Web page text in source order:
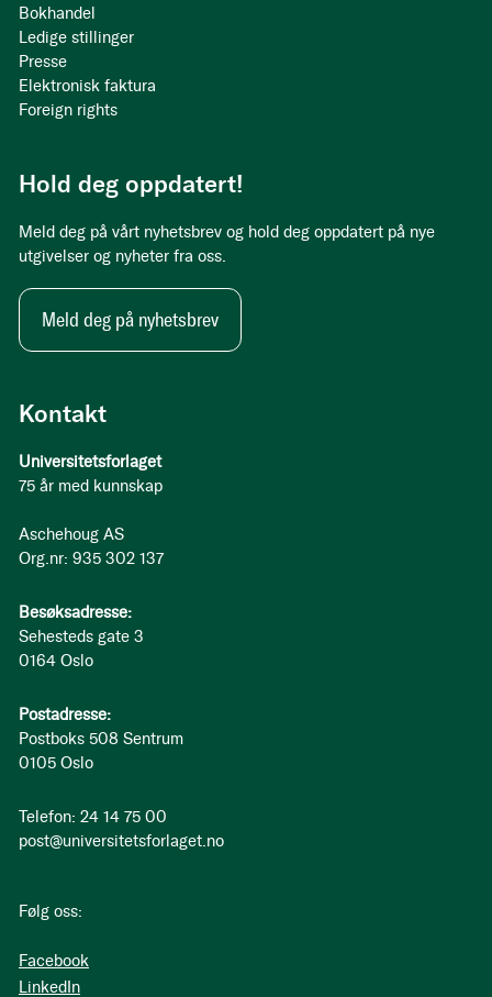
Kontakt
Universitetsforlaget
75 år med kunnskap
Aschehoug AS
Org.nr: 935 302 137
Besøksadresse:
Sehesteds gate 3
0164 Oslo
Postadresse:
Postboks 508 Sentrum
0105 Oslo
Telefon: 24 14 75 00
post@universitetsforlaget.no
Følg oss:
Facebook
LinkedIn
Bokhandel
Ledige stillinger
Presse
Elektronisk faktura
Foreign rights
Hold deg oppdatert!
Meld deg på vårt nyhetsbrev og hold deg oppdatert på nye
utgivelser og nyheter fra oss.
Meld deg på nyhetsbrev